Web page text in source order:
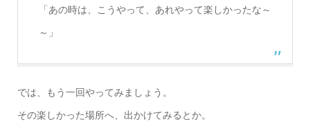
「あの時は、こうやって、あれやって楽しかったな～
～」
では、もう一回やってみましょう。
その楽しかった場所へ、出かけてみるとか。